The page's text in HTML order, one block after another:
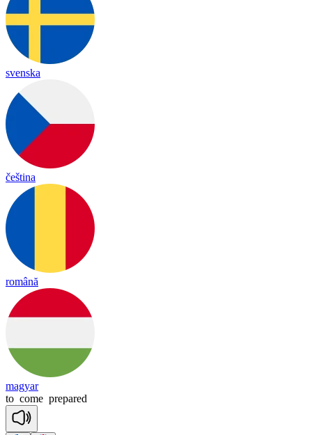
svenska
čeština
română
magyar
to come prepared